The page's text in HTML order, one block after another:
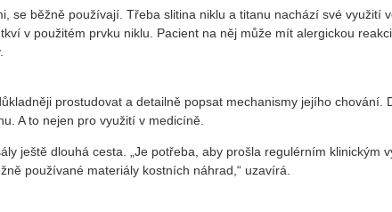
se běžně používají. Třeba slitina niklu a titanu nachází své využití
v použitém prvku niklu. Pacient na něj může mít alergickou
prostudovat a detailně popsat mechanismy jejího
A to nejen pro využití v medicíně.
ještě dlouhá cesta. „Je potřeba, aby prošla regulérním klinickým
používané materiály kostních náhrad,“ uzavírá.